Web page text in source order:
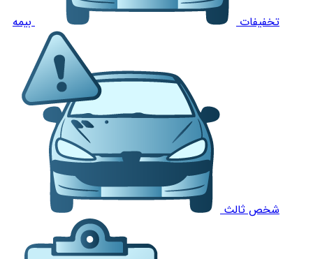
تخفیفات بیمه
شخص ثالث